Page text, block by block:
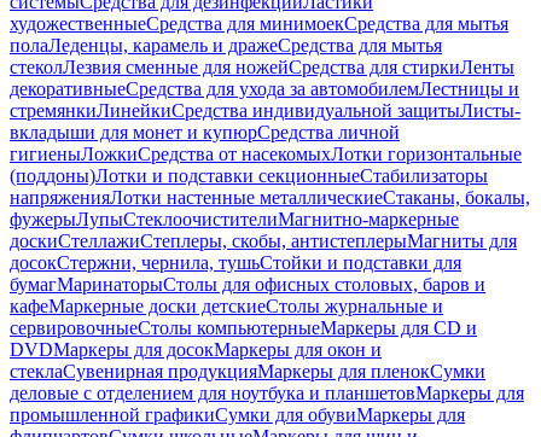
художественныеСредства для минимоекСредства для мытья
полаЛеденцы, карамель и дражеСредства для мытья
стеколЛезвия сменные для ножейСредства для стиркиЛенты
декоративныеСредства для ухода за автомобилемЛестницы и
стремянкиЛинейкиСредства индивидуальной защитыЛисты-
вкладыши для монет и купюрСредства личной
гигиеныЛожкиСредства от насекомыхЛотки горизонтальные
(поддоны)Лотки и подставки секционныеСтабилизаторы
напряженияЛотки настенные металлическиеСтаканы, бокалы,
фужерыЛупыСтеклоочистителиМагнитно-маркерные
доскиСтеллажиСтеплеры, скобы, антистеплерыМагниты для
досокСтержни, чернила, тушьСтойки и подставки для
бумагМаринаторыСтолы для офисных столовых, баров и
кафеМаркерные доски детскиеСтолы журнальные и
сервировочныеСтолы компьютерныеМаркеры для CD и
DVDМаркеры для досокМаркеры для окон и
стеклаСувенирная продукцияМаркеры для пленокСумки
деловые с отделением для ноутбука и планшетовМаркеры для
промышленной графикиСумки для обувиМаркеры для